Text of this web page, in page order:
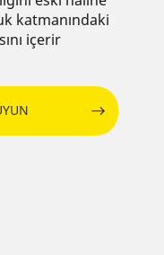
katmanındaki
içerir